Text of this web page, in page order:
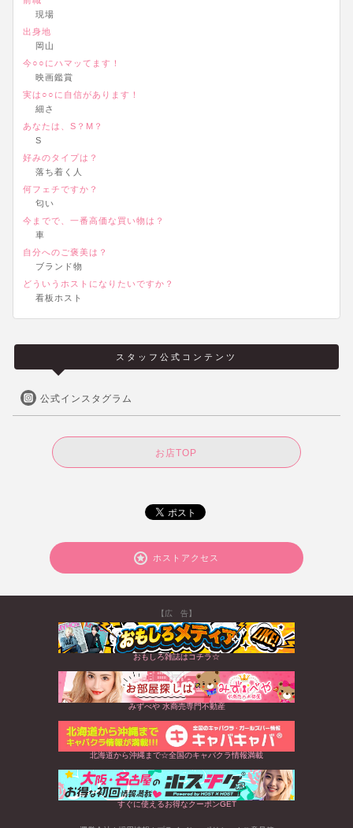
現場
出身地
岡山
今○○にハマッてます！
映画鑑賞
実は○○に自信があります！
細さ
あなたは、S？M？
S
好みのタイプは？
落ち着く人
何フェチですか？
匂い
今までで、一番高価な買い物は？
車
自分へのご褒美は？
ブランド物
どういうホストになりたいですか？
看板ホスト
スタッフ公式コンテンツ
公式インスタグラム
お店TOP
ホストアクセス
【広 告】
おもしろ雑誌はコチラ☆
みずべや 水商売専門不動産
北海道から沖縄まで☆全国のキャバクラ情報満載
すぐに使えるお得なクーポンGET